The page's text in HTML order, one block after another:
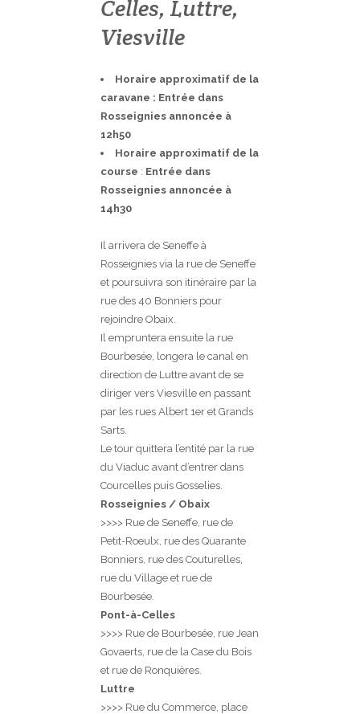
Celles, Luttre,
Viesville
Horaire approximatif de la
caravane : Entrée dans
Rosseignies annoncée à
12h50
Horaire approximatif de la
course : Entrée dans
Rosseignies annoncée à
14h30
Il arrivera de Seneffe à
Rosseignies via la rue de Seneffe
et poursuivra son itinéraire par la
rue des 40 Bonniers pour
rejoindre Obaix.
Il empruntera ensuite la rue
Bourbesée, longera le canal en
direction de Luttre avant de se
diriger vers Viesville en passant
par les rues Albert 1er et Grands
Sarts.
Le tour quittera l’entité par la rue
du Viaduc avant d’entrer dans
Courcelles puis Gosselies.
Rosseignies / Obaix
>>>> Rue de Seneffe, rue de
Petit-Roeulx, rue des Quarante
Bonniers, rue des Couturelles,
rue du Village et rue de
Bourbesée.
Pont-à-Celles
>>>> Rue de Bourbesée, rue Jean
Govaerts, rue de la Case du Bois
et rue de Ronquières.
Luttre
>>>> Rue du Commerce, place